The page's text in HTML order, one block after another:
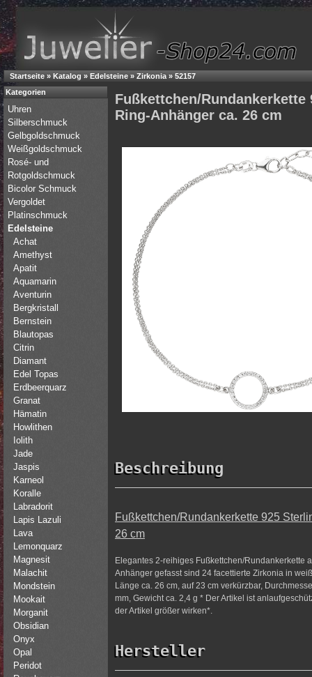
Startseite » Katalog » Edelsteine » Zirkonia » 52157
Fußkettchen/
Ring-Anhänger ca. 26 cm
Beschreibung
Fußkettchen/Rundankerkette 925
26 cm
Elegantes 2-reihiges Fußkettchen/Rundankerkette
Anhänger gefasst sind 24 facettierte Zirkonia in
Länge ca. 26 cm, auf 23 cm verkürzbar,
mm, Gewicht ca. 2,4 g * Der Artikel ist
der Artikel größer wirken*.
Hersteller
Kategorien
Uhren
Silberschmuck
Gelbgoldschmuck
Weißgoldschmuck
Rosé- und
Rotgoldschmuck
Bicolor Schmuck
Vergoldet
Platinschmuck
Edelsteine
Achat
Amethyst
Apatit
Aquamarin
Aventurin
Bergkristall
Bernstein
Blautopas
Citrin
Diamant
Edel Topas
Erdbeerquarz
Granat
Hämatin
Howlithen
Iolith
Jade
Jaspis
Karneol
Koralle
Labradorit
Lapis Lazuli
Lava
Lemonquarz
Magnesit
Malachit
Mondstein
Mookait
Morganit
Obsidian
Onyx
Opal
Peridot